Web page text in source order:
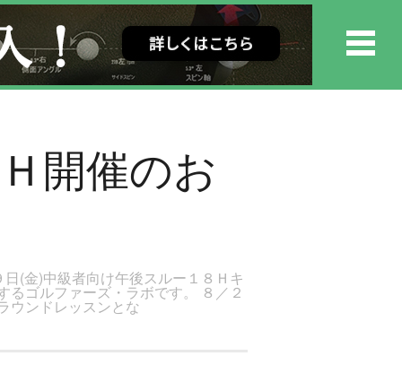
開催のお
(金)中級者向け午後スルー１８Ｈキ
ゴルファーズ・ラボです。 ８／２
ウンドレッスンとな